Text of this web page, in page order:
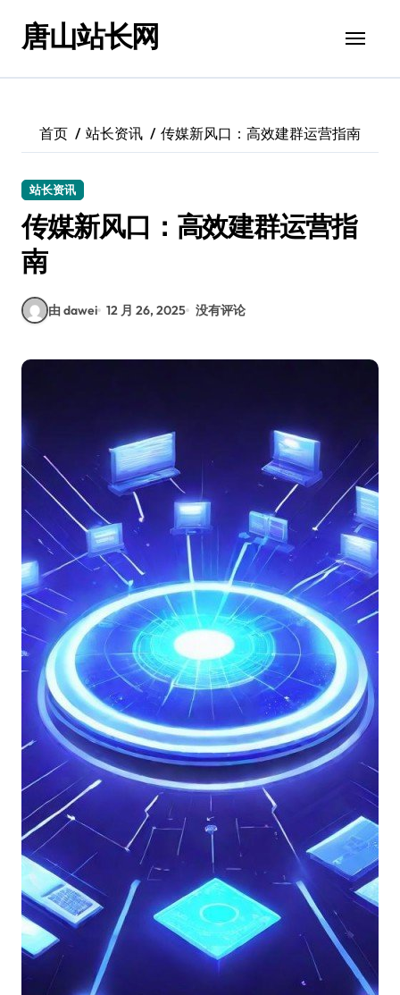
唐山站长网
首页 站长资讯 传媒新风口：高效建群运营指南
站长资讯
传媒新风口：高效建群运营指
南
由 dawei 12 月 26, 2025 没有评论